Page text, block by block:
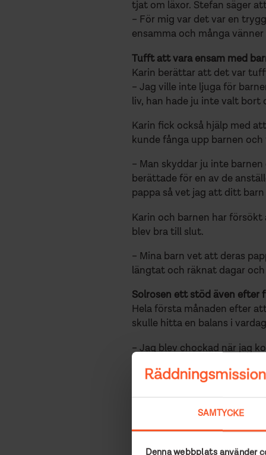
SAMTYCKE
Denna webbplats använder
tjat om läxor. Stefan säger
– För mig var det var en
ensamma och många
Tufft att vara ensam med
Karin berättar att det var
– Jag ville inte ljuga för
liv, han hade ju inte valt bort
Karin fick också hjälp med
kunde fånga upp barnen
– Man skyddar ju inte
berättade för en av de
pappa så vet jag att ditt
Karin och barnen har
blev bra till slut.
– Mina barn vet att deras
längtat och räknat dagar
Solrosen ett stöd även efter
Hela första månaden efter
skulle hitta en balans i
– Jag blev chockad när jag
om barnens upplevelser av
av dem skriva om sitt bästa
en familj, men det vill jag
har familjen fortfarande